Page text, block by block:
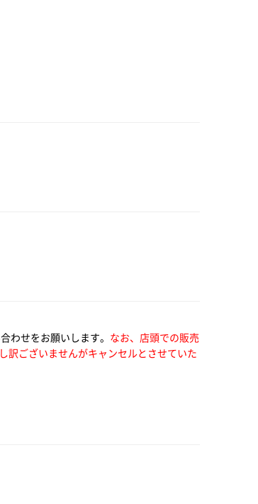
わせをお願いします。 なお、店頭での販売
訳ございませんがキャンセルとさせていた